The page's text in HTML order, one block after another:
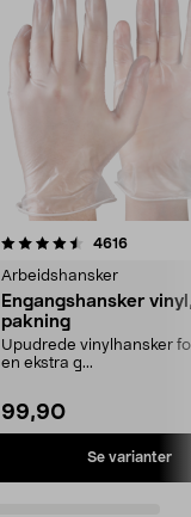
4616
Arbeidshansker
Engangshansker
pakning
Upudrede vinylhansker
en ekstra g...
99,90
Se varianter
4.5 av 5 stjerner